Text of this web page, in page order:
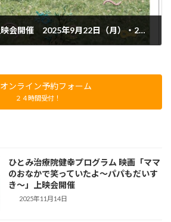
映画「杳かなる」上映会開催 2025年9月22日（月）・23日（月・祝）
オンライン予約フォーム
２４時間受付！
ひとみ治療院健幸プログラム 映画「ママ
のおなかで笑っていたよ～パパもだいす
き〜」上映会開催
2025年11月14日